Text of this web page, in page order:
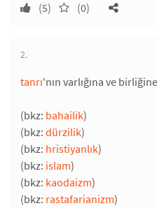
(5)
(0)
2.
tanrı'nın varlığına ve
(bkz: bahailik)
(bkz: dürzilik)
(bkz: hristiyanlık)
(bkz: islam)
(bkz: kaodaizm)
(bkz: rastafarianizm)